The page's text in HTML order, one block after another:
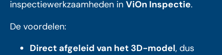
inspectiewerkzaamheden in ViOn Inspectie.
De voordelen:
Direct afgeleid van het 3D-model, dus